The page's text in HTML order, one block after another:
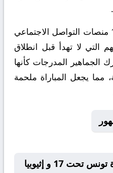
يشعل عشاق تونس تحت 17 منصات التواصل الاجتماعي
التي لا تهدأ قبل انطلاق
الجماهير المدرجات كأنها
مما يجعل المباراة ملحمة
❓ في أي ساعة تبدأ مباراة تونس تحت 17 و إثيوبيا